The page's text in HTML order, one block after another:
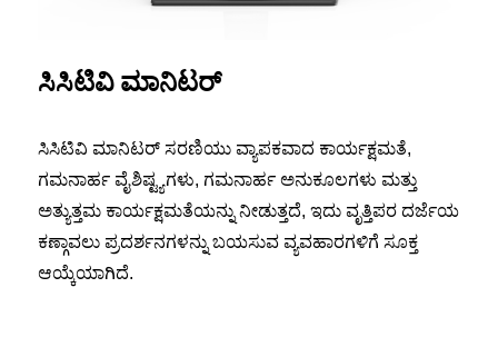
ಸಿಸಿಟಿವಿ ಮಾನಿಟರ್
ಸಿಸಿಟಿವಿ ಮಾನಿಟರ್ ಸರಣಿಯು ವ್ಯಾಪಕವಾದ ಕಾರ್ಯಕ್ಷಮತೆ,
ಗಮನಾರ್ಹ ವೈಶಿಷ್ಟ್ಯಗಳು, ಗಮನಾರ್ಹ ಅನುಕೂಲಗಳು ಮತ್ತು
ಅತ್ಯುತ್ತಮ ಕಾರ್ಯಕ್ಷಮತೆಯನ್ನು ನೀಡುತ್ತದೆ, ಇದು ವೃತ್ತಿಪರ ದರ್ಜೆಯ
ಕಣ್ಗಾವಲು ಪ್ರದರ್ಶನಗಳನ್ನು ಬಯಸುವ ವ್ಯವಹಾರಗಳಿಗೆ ಸೂಕ್ತ
ಆಯ್ಕೆಯಾಗಿದೆ.